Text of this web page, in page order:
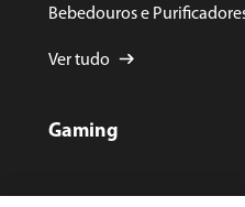
Bebedouros e
Ver tudo
Gaming